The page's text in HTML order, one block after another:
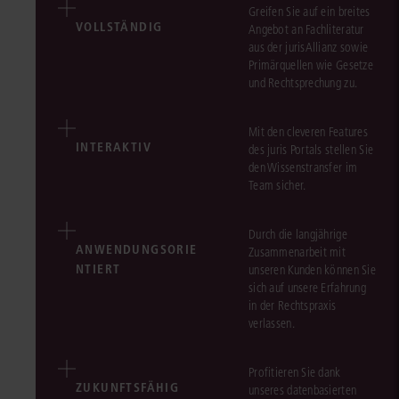
VOLLSTÄNDIG
Greifen Sie auf ein breites
Angebot an Fachliteratur
aus der jurisAllianz sowie
Primärquellen wie Gesetze
und Rechtsprechung zu.
INTERAKTIV
Mit den cleveren Features
des juris Portals stellen Sie
den Wissenstransfer im
Team sicher.
ANWENDUNGSORIE
NTIERT
Durch die langjährige
Zusammenarbeit mit
unseren Kunden können Sie
sich auf unsere Erfahrung
in der Rechtspraxis
verlassen.
ZUKUNFTSFÄHIG
Profitieren Sie dank
unseres datenbasierten